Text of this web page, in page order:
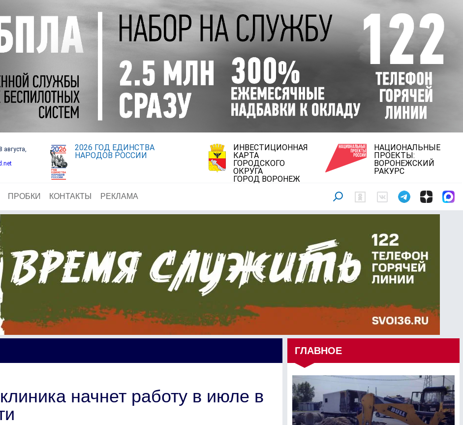
8 августа,
2026 ГОД ЕДИНСТВА
НАРОДОВ РОССИИ
ИНВЕСТИЦИОННАЯ
КАРТА
ГОРОДСКОГО
ОКРУГА
ГОРОД ВОРОНЕЖ
НАЦИОНАЛЬНЫЕ
ПРОЕКТЫ:
ВОРОНЕЖСКИЙ
РАКУРС
ПРОБКИ КОНТАКТЫ РЕКЛАМА
начнет работу в июле в
ГЛАВНОЕ